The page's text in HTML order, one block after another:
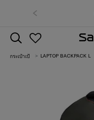
กระเป๋าเป้ LAPTOP BACKPACK L